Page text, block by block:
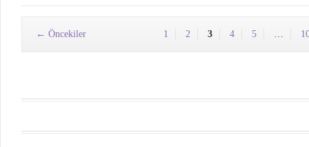
← Öncekiler 1 2 3 4 5